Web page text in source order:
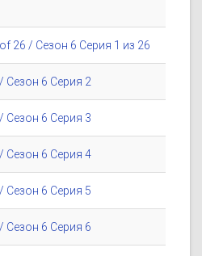
26 / Сезон 6 Серия 1 из 26
Сезон 6 Серия 2
Сезон 6 Серия 3
Сезон 6 Серия 4
Сезон 6 Серия 5
Сезон 6 Серия 6